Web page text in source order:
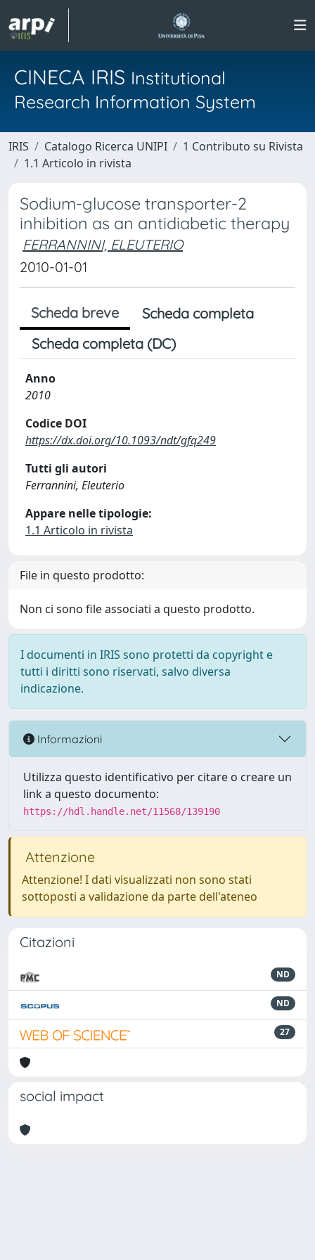
CINECA IRIS Institutional
Research Information System
IRIS Catalogo Ricerca UNIPI
1 Contributo su Rivista
1.1 Articolo in rivista
Sodium-glucose transporter-2
inhibition as an antidiabetic therapy
FERRANNINI, ELEUTERIO
2010-01-01
Scheda breve
Scheda completa
Scheda completa (DC)
Anno
2010
Codice DOI
https://dx.doi.org/10.1093/ndt/gfq249
Tutti gli autori
Ferrannini, Eleuterio
Appare nelle tipologie:
1.1 Articolo in rivista
File in questo prodotto:
Non ci sono file associati a questo prodotto.
I documenti in IRIS sono protetti da copyright e
tutti i diritti sono riservati, salvo diversa
indicazione.
Informazioni
Utilizza questo identificativo per citare o creare un
link a questo documento:
https://hdl.handle.net/11568/139190
Attenzione
Attenzione! I dati visualizzati non sono stati
sottoposti a validazione da parte dell'ateneo
Citazioni
ND
ND
27
social impact